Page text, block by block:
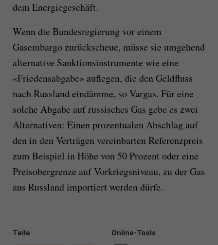
dem Energiegeschäft.
Wenn die Bundesregierung vor einem
Gasembargo zurückscheue, müsse sie umgehend
alternative Sanktionsinstrumente wie eine
«Friedensabgabe» auflegen, die den Geldfluss
nach Russland eindämme, so Vargas. Für eine
solche Abgabe auf russisches Gas gebe es zwei
Alternativen: Einen prozentualen Abschlag auf
den in den Verträgen vereinbarten Referenzpreis
zum Beispiel in Höhe von 50 Prozent oder eine
Preisobergrenze auf Vorkriegsniveau, zu der Gas
aus Russland importiert werden dürfe.
Online-Tools
Teile